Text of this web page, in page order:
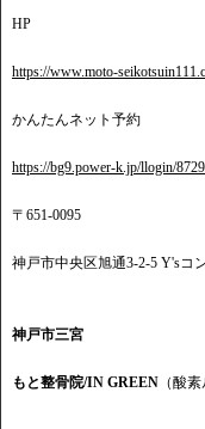
HP
https://www.moto-
かんたんネット予約
https://bg9.power-k.jp/llogin/
〒651-0095
神戸市中央区旭通3-2-5 Y'sコ
神戸市三宮
もと整骨院/IN GREEN （酸